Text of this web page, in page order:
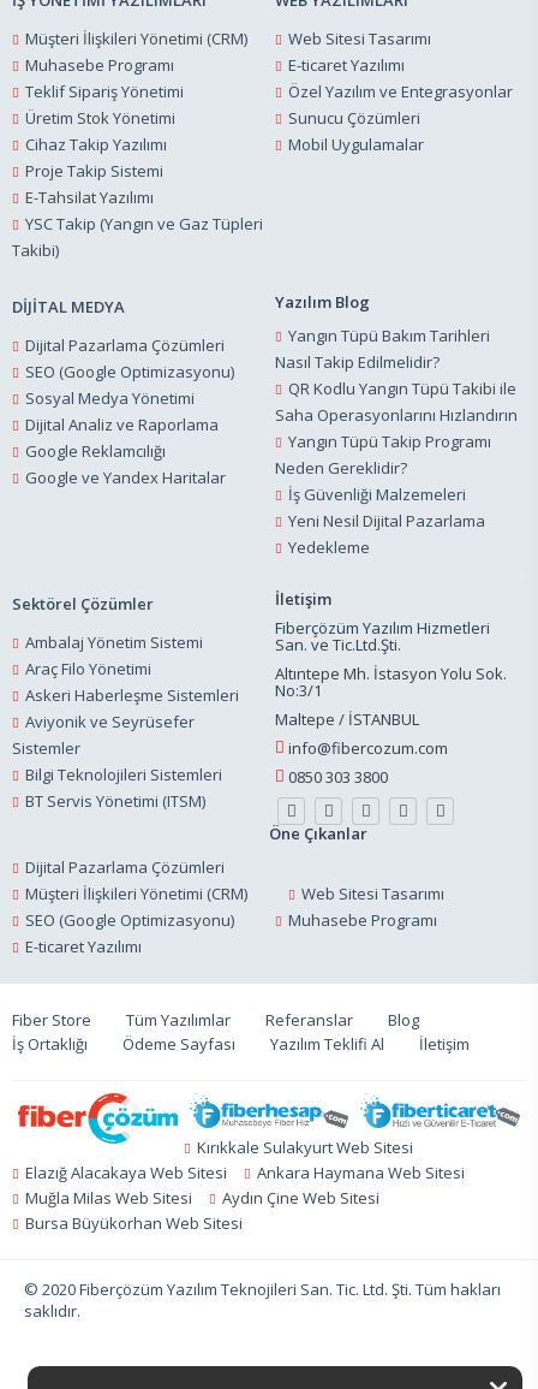
Müşteri İlişkileri Yönetimi (CRM)
Muhasebe Programı
Teklif Sipariş Yönetimi
Üretim Stok Yönetimi
Cihaz Takip Yazılımı
Proje Takip Sistemi
E-Tahsilat Yazılımı
YSC Takip (Yangın ve Gaz Tüpleri
Takibi)
Web Sitesi Tasarımı
E-ticaret Yazılımı
Özel Yazılım ve Entegrasyonlar
Sunucu Çözümleri
Mobil Uygulamalar
DİJİTAL MEDYA
Dijital Pazarlama Çözümleri
SEO (Google Optimizasyonu)
Sosyal Medya Yönetimi
Dijital Analiz ve Raporlama
Google Reklamcılığı
Google ve Yandex Haritalar
Yazılım Blog
Yangın Tüpü Bakım Tarihleri
Nasıl Takip Edilmelidir?
QR Kodlu Yangın Tüpü Takibi ile
Saha Operasyonlarını Hızlandırın
Yangın Tüpü Takip Programı
Neden Gereklidir?
İş Güvenliği Malzemeleri
Yeni Nesil Dijital Pazarlama
Yedekleme
Sektörel Çözümler
Ambalaj Yönetim Sistemi
Araç Filo Yönetimi
Askeri Haberleşme Sistemleri
Aviyonik ve Seyrüsefer
Sistemler
Bilgi Teknolojileri Sistemleri
BT Servis Yönetimi (ITSM)
İletişim
Fiberçözüm Yazılım Hizmetleri
San. ve Tic.Ltd.Şti.
Altıntepe Mh. İstasyon Yolu Sok.
No:3/1
Maltepe / İSTANBUL
info@fibercozum.com
0850 303 3800
Öne Çıkanlar
Dijital Pazarlama Çözümleri
Müşteri İlişkileri Yönetimi (CRM)
Web Sitesi Tasarımı
SEO (Google Optimizasyonu)
Muhasebe Programı
E-ticaret Yazılımı
Fiber Store Tüm Yazılımlar Referanslar
Blog
İş Ortaklığı
Ödeme Sayfası Yazılım Teklifi Al İletişim
Kırıkkale Sulakyurt Web Sitesi
Elazığ Alacakaya Web Sitesi
Ankara Haymana Web Sitesi
Muğla Milas Web Sitesi
Aydın Çine Web Sitesi
Bursa Büyükorhan Web Sitesi
© 2020 Fiberçözüm Yazılım Teknojileri San. Tic. Ltd. Şti. Tüm hakları
saklıdır.